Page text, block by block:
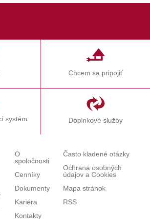
vyvolať cez okrúhlu tmavomodrú
(dátum udelenia a identifikačné číslo
sa vám aj dve tlačidla Zrušiť súhlas a
môžete zmeniť
a súhlas pre jednotlivé druhy
Chcem sa pripojiť
systém Doplnkové služby
O
spoločnosti
Cenníky
Dokumenty
Kariéra
Kontakty
Často kladené otázky
Ochrana osobných
údajov a Cookies
Mapa stránok
RSS